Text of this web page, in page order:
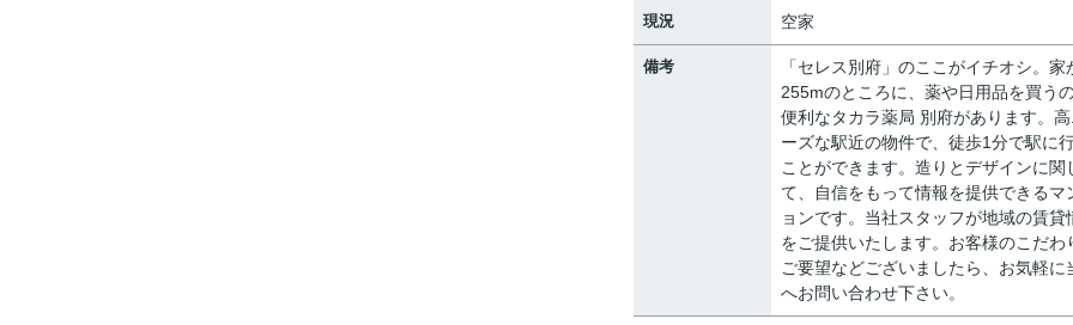
現況 空家
備考
「セレス別府」のここがイチオシ。家
255mのところに、薬や日用品を買う
便利なタカラ薬局 別府があります。
ーズな駅近の物件で、徒歩1分で駅に
ことができます。造りとデザインに関
て、自信をもって情報を提供できるマ
ョンです。当社スタッフが地域の賃貸
をご提供いたします。お客様のこだわ
ご要望などございましたら、お気軽に
へお問い合わせ下さい。